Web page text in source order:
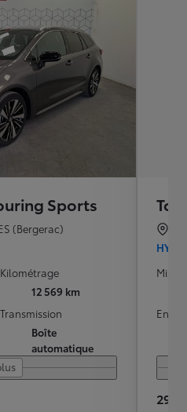
Sports
(Bergerac)
Kilométrage
12 569 km
Transmission
Boîte
automatique
Mise
29